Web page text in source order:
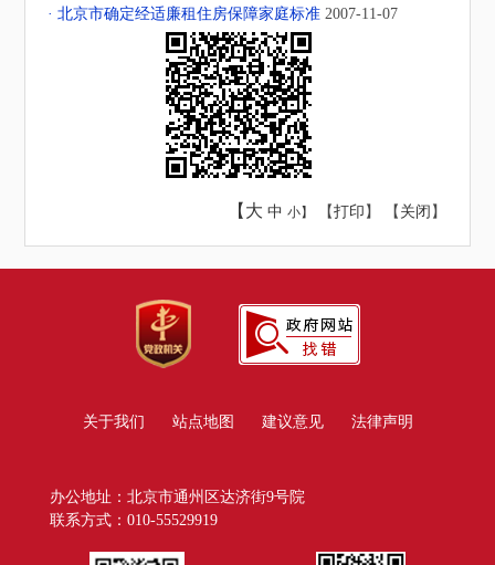
· 北京市确定经适廉租住房保障家庭标准2007-11-07
【大 中 小】 【打印 】 【 关闭 】
关于我们 站点地图 建议意见 法律声明
办公地址：北京市通州区达济街9号院
联系方式：010-55529919